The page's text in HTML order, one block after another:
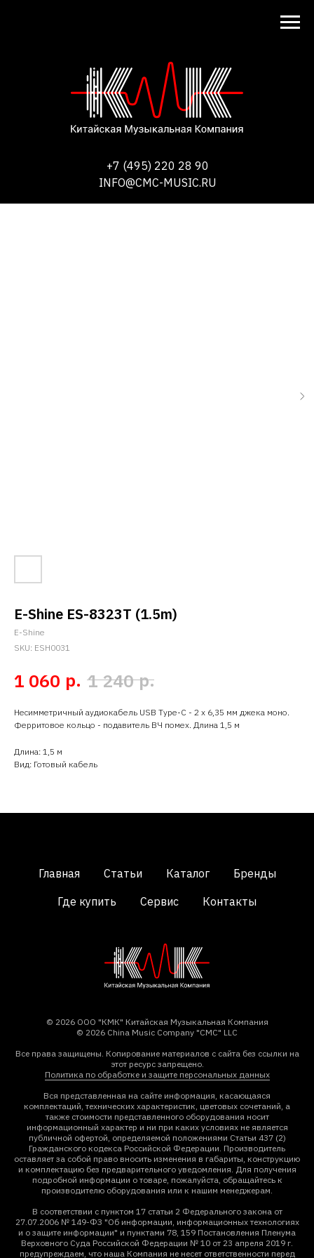
+7 (495) 220 28 90
INFO@CMC-MUSIC.RU
E-Shine ES-8323T (1.5m)
E-Shine
SKU: ESH0031
1 060 р. 1 240 р.
Несимметричный аудиокабель USB Type-C - 2 x 6,35 мм джека моно.
Ферритовое кольцо - подавитель ВЧ помех. Длина 1,5 м
Длина: 1,5 м
Вид: Готовый кабель
Главная Статьи Каталог
Бренды
Где купить
Сервис Контакты
© 2026 ООО "КМК" Китайская Музыкальная Компания
© 2026 China Music Company "CMC" LLC
Все права защищены. Копирование материалов с сайта без ссылки на
этот ресурс запрещено.
Политика по обработке и защите персональных данных
Вся представленная на сайте информация, касающаяся
комплектаций, технических характеристик, цветовых сочетаний, а
также стоимости представленного оборудования носит
информационный характер и ни при каких условиях не является
публичной офертой, определяемой положениями Статьи 437 (2)
Гражданского кодекса Российской Федерации. Производитель
оставляет за собой право вносить изменения в габариты, конструкцию
и комплектацию без предварительного уведомления. Для получения
подробной информации о товаре, пожалуйста, обращайтесь к
производителю оборудования или к нашим менеджерам.
В соответствии с пунктом 17 статьи 2 Федерального закона от
27.07.2006 № 149-ФЗ "Об информации, информационных технологиях
и о защите информации" и пунктами 78, 159 Постановления Пленума
Верховного Суда Российской Федерации № 10 от 23 апреля 2019 г.
предупреждаем, что наша Компания не несет ответственности перед